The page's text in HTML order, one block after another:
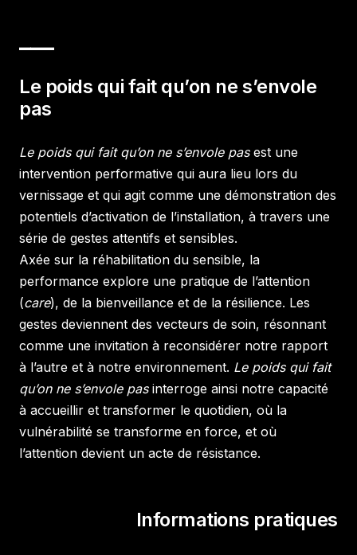
___
Le poids qui fait qu’on ne s’envole
pas
Le poids qui fait qu’on ne s’envole pasest une
intervention performative qui aura lieu lors du
vernissage et qui agit comme une démonstration des
potentiels d’activation de l’installation, à travers une
série de gestes attentifs et sensibles.
Axée sur la réhabilitation du sensible, la
performance explore une pratique de l’attention
(care), de la bienveillance et de la résilience. Les
gestes deviennent des vecteurs de soin, résonnant
comme une invitation à reconsidérer notre rapport
à l’autre et à notre environnement. Le poids qui fait
qu’on ne s’envole pasinterroge ainsi notre capacité
à accueillir et transformer le quotidien, où la
vulnérabilité se transforme en force, et où
l’attention devient un acte de résistance.
Informations pratiques